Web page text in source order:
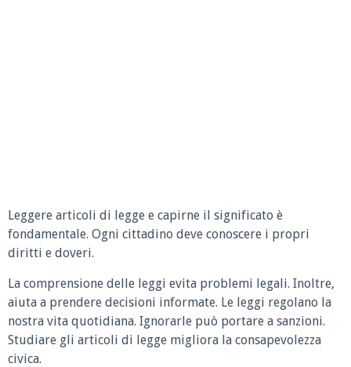
Leggere articoli di legge e capirne il significato è
fondamentale. Ogni cittadino deve conoscere i propri
diritti e doveri.
La comprensione delle leggi evita problemi legali. Inoltre,
aiuta a prendere decisioni informate. Le leggi regolano la
nostra vita quotidiana. Ignorarle può portare a sanzioni.
Studiare gli articoli di legge migliora la consapevolezza
civica.